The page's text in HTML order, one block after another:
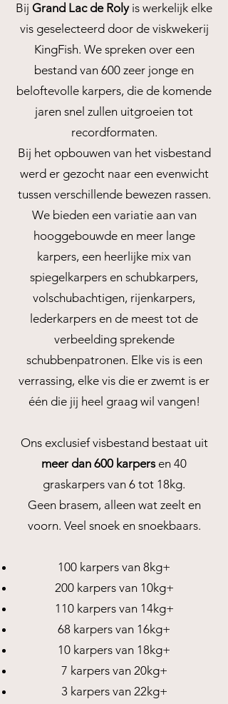
Bij Grand Lac de Rolyis werkelijk elke
vis geselecteerd door de viskwekerij
KingFish. We spreken over een
bestand van 600 zeer jonge en
beloftevolle karpers, die de komende
jaren snel zullen uitgroeien tot
recordformaten.
Bij het opbouwen van het visbestand
werd er gezocht naar een evenwicht
tussen verschillende bewezen rassen.
We bieden een variatie aan van
hooggebouwde en meer lange
karpers, een heerlijke mix van
spiegelkarpers en schubkarpers,
volschubachtigen, rijenkarpers,
lederkarpers en de meest tot de
verbeelding sprekende
schubbenpatronen. Elke vis is een
verrassing, elke vis die er zwemt is er
één die jij heel graag wil vangen!
Ons exclusief visbestand bestaat uit
meer dan 600 karpersen 40
graskarpers van 6 tot 18kg.
Geen brasem, alleen wat zeelt en
voorn. Veel snoek en snoekbaars.
100 karpers van 8kg+
200 karpers van 10kg+
110 karpers van 14kg+
68 karpers van 16kg+
10 karpers van 18kg+
7 karpers van 20kg+
3 karpers van 22kg+